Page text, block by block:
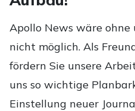
Apollo News wäre
nicht möglich. Als
fördern Sie unsere
uns so wichtige
Einstellung neuer